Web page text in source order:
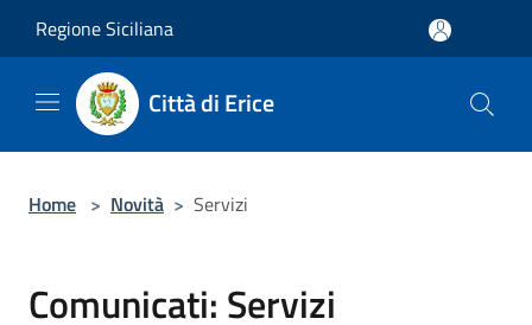
Regione Siciliana
Città di Erice
Home > Novità > Servizi
Comunicati: Servizi